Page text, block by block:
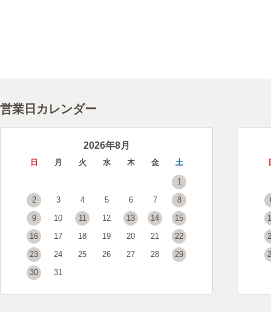
営業日カレンダー
2026年8月
日 月 火 水 木 金 土
1
2
3 4 5 6 7
8
9
10 11 12 13 14
15
16
17 18 19 20 21
22
23
24 25 26 27 28
29
30
31